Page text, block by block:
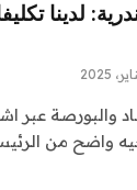
لدينا
والبورصة عبر
واضح من